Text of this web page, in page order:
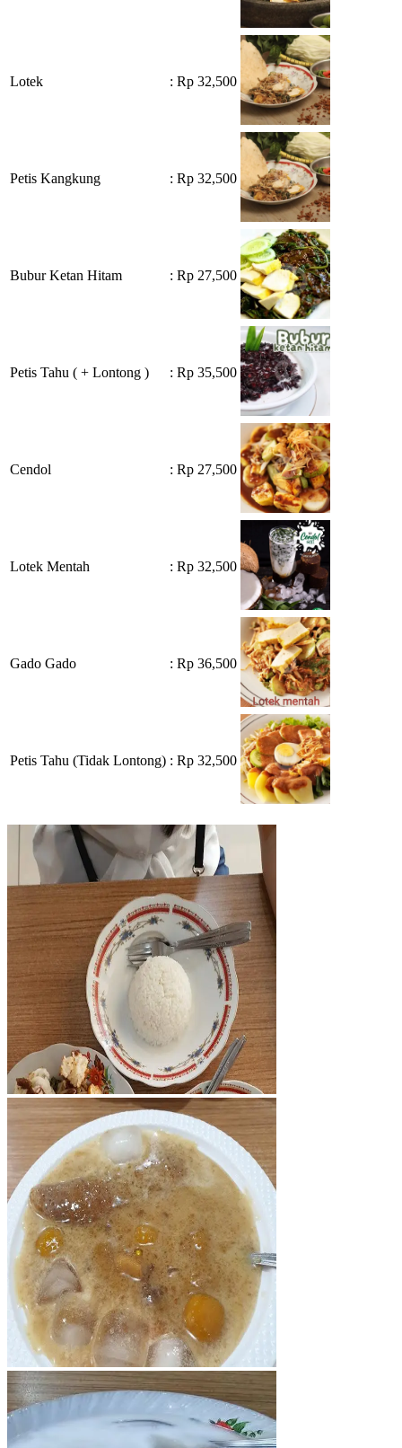
Lotek : Rp 32,500
Petis Kangkung : Rp 32,500
Bubur Ketan Hitam : Rp 27,500
Petis Tahu ( + Lontong ) : Rp 35,500
Cendol : Rp 27,500
Lotek Mentah : Rp 32,500
Gado Gado : Rp 36,500
Petis Tahu (Tidak Lontong) : Rp 32,500